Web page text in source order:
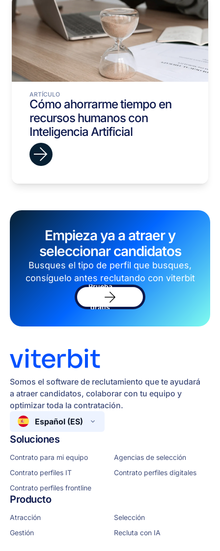
ARTÍCULO
Cómo ahorrarme tiempo en
recursos humanos con
Inteligencia Artificial
Empieza ya a atraer y
seleccionar candidatos
Busques el tipo de perfil que busques,
consíguelo antes reclutando con viterbit
Prueba
sofware
gratis
Somos el software de reclutamiento que te ayudará
a atraer candidatos, colaborar con tu equipo y
optimizar toda la contratación.
Español (ES)
Soluciones
Contrato para mi equipo
Agencias de selección
Contrato perfiles IT
Contrato perfiles digitales
Contrato perfiles frontline
Producto
Atracción
Selección
Gestión
Recluta con IA
Descubre por qué otras empresas
apuestan por viterbit